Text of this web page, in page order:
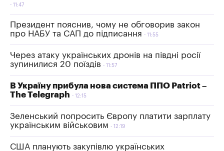
11:47
Президент пояснив, чому не обговорив закон
про НАБУ та САП до підписання
11:55
Через атаку українських дронів на півдні росії
зупинилися 20 поїздів
11:57
В Україну прибула нова система ППО Patriot –
The Telegraph
12:15
Зеленський попросить Європу платити зарплату
українським військовим
12:19
США планують закупівлю українських